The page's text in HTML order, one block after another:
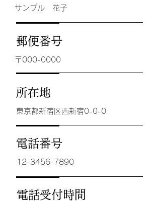
サンプル 花子
郵便番号
〒000-0000
所在地
東京都新宿区西新宿0-0-0
電話番号
12-3456-7890
電話受付時間